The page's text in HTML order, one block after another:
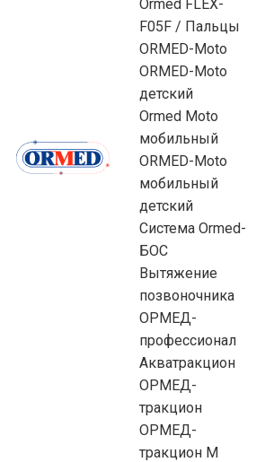
Ormed FLEX-
F05F / Пальцы
ORMED-Moto
ORMED-Moto
детский
Ormed Moto
мобильный
ORMED-Moto
мобильный
детский
Система Ormed-
БОС
Вытяжение
позвоночника
ОРМЕД-
профессионал
Акватракцион
ОРМЕД-
тракцион
ОРМЕД-
тракцион М